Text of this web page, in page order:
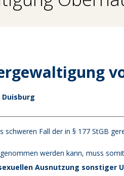
Fall der in § 177 StGB
werden kann, muss
Ausnutzung sonstiger